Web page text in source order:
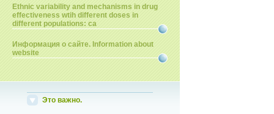
Ethnic variability and mechanisms in drug
effectiveness wtih different doses in
different populations: ca
Информация о сайте. Information about
website
Это важно.